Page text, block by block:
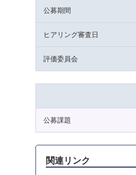
公募期間
ヒアリング審査日
評価委員会
公募課題
関連リンク